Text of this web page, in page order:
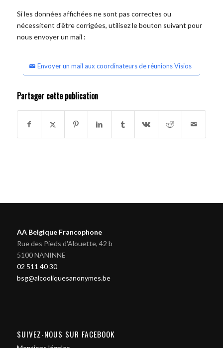
Si les données affichées ne sont pas correctes ou
nécessitent d'être corrigées, utilisez le bouton suivant pour
nous envoyer un mail :
Envoyer un mail aux coordinateurs de réunions Visios
Partager cette publication
AA Belgique Francophone
Rue des Pieds d'Alouette, 42 b
5100 NANINNE
02 511 40 30
bsg@alcooliquesanonymes.be
SUIVEZ-NOUS SUR FACEBOOK